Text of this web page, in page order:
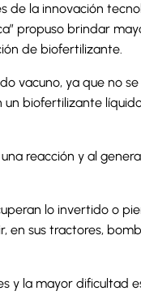
de la innovación
propuso brindar
de biofertilizante.
vacuno, ya que no
biofertilizante
reacción y al
lo invertido o
en sus tractores,
y la mayor dificultad